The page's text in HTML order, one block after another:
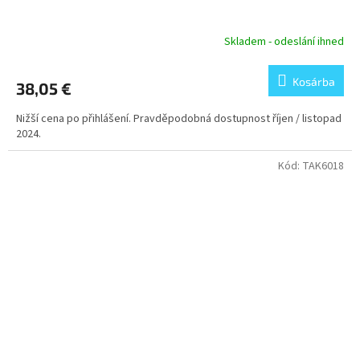
Skladem - odeslání ihned
38,05 € Kosárba
Nižší cena po přihlášení. Pravděpodobná dostupnost říjen / listopad
2024.
Kód: TAK6018